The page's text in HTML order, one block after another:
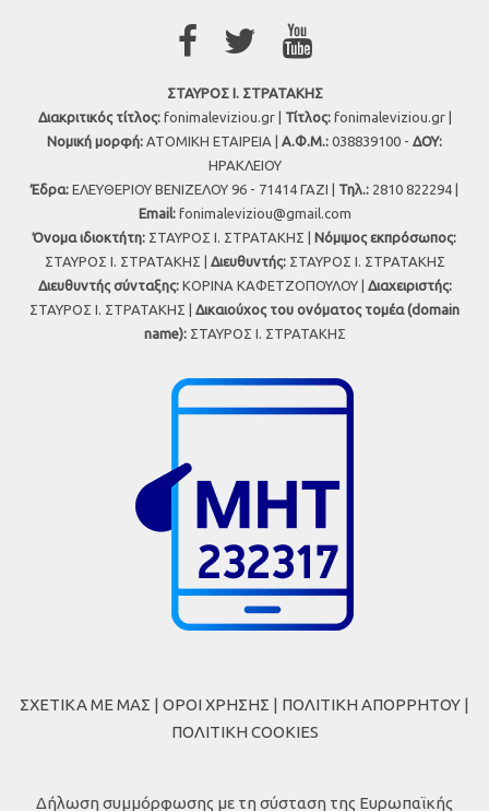
ΣΤΑΥΡΟΣ Ι. ΣΤΡΑΤΑΚΗΣ
Διακριτικός τίτλος:fonimaleviziou.gr | Τίτλος:fonimaleviziou.gr |
Νομική μορφή: ΑΤΟΜΙΚΗ ΕΤΑΙΡΕΙΑ | Α.Φ.Μ.: 038839100 - ΔΟΥ:
ΗΡΑΚΛΕΙΟΥ
Έδρα: ΕΛΕΥΘΕΡΙΟΥ ΒΕΝΙΖΕΛΟΥ 96 - 71414 ΓΑΖΙ | Τηλ.: 2810 822294 |
Εmail: fonimaleviziou@gmail.com
Όνομα ιδιοκτήτη: ΣΤΑΥΡΟΣ Ι. ΣΤΡΑΤΑΚΗΣ | Νόμιμος εκπρόσωπος:
ΣΤΑΥΡΟΣ Ι. ΣΤΡΑΤΑΚΗΣ | Διευθυντής:ΣΤΑΥΡΟΣ Ι. ΣΤΡΑΤΑΚΗΣ
Διευθυντής σύνταξης:ΚΟΡΙΝΑ ΚΑΦΕΤΖΟΠΟΥΛΟΥ | Διαχειριστής:
ΣΤΑΥΡΟΣ Ι. ΣΤΡΑΤΑΚΗΣ | Δικαιούχος του ονόματος τομέα (domain
name):ΣΤΑΥΡΟΣ Ι. ΣΤΡΑΤΑΚΗΣ
ΣΧΕΤΙΚΑ ΜΕ ΜΑΣ | ΟΡΟΙ ΧΡΗΣΗΣ | ΠΟΛΙΤΙΚΗ ΑΠΟΡΡΗΤΟΥ |
ΠΟΛΙΤΙΚΗ COOKIES
Δήλωση συμμόρφωσης με τη σύσταση της Ευρωπαϊκής